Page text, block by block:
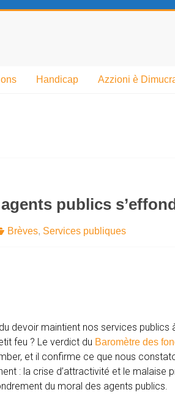
Handicap Azzioni è
publics
Brèves, Services publiques
devoir maintient nos services publics
feu ? Le verdict du Baromètre des
et il confirme ce que nous
: la crise d’attractivité et le malaise
du moral des agents publics.